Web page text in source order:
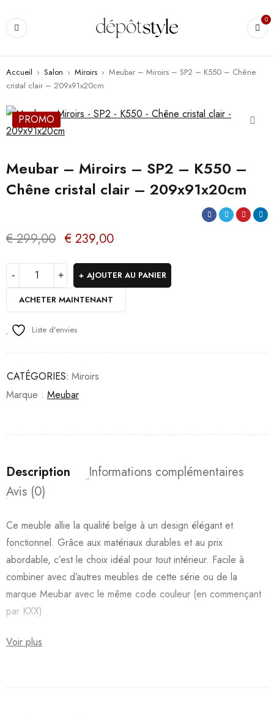
0
Accueil › Salon › Miroirs › Meubar – Miroirs – SP2 – K550 – Chêne
cristal clair – 209x91x20cm
PROMO
Meubar – Miroirs – SP2 – K550 –
Chêne cristal clair – 209x91x20cm
€299,00 € 239,00
AJOUTER AU PANIER
ACHETER MAINTENANT
Liste d'envies
CATÉGORIES: Miroirs
Marque : Meubar
Description
Informations complémentaires
Avis (0)
Ce meuble allie la qualité belge à un design élégant et
fonctionnel. Grâce aux matériaux durables et au prix
abordable, c’est le choix idéal pour tout intérieur. Facile à
combiner avec d’autres meubles de cette série ou de la
marque Meubar avec le même code couleur (en commençant
par KXX)
Voir plus